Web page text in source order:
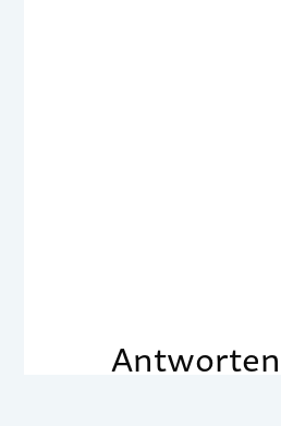
Antworten